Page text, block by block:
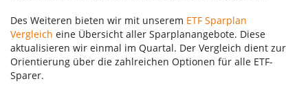
Des Weiteren bieten wir mit unserem ETF Sparplan
Vergleich eine Übersicht aller Sparplanangebote. Diese
aktualisieren wir einmal im Quartal. Der Vergleich dient zur
Orientierung über die zahlreichen Optionen für alle ETF-
Sparer.